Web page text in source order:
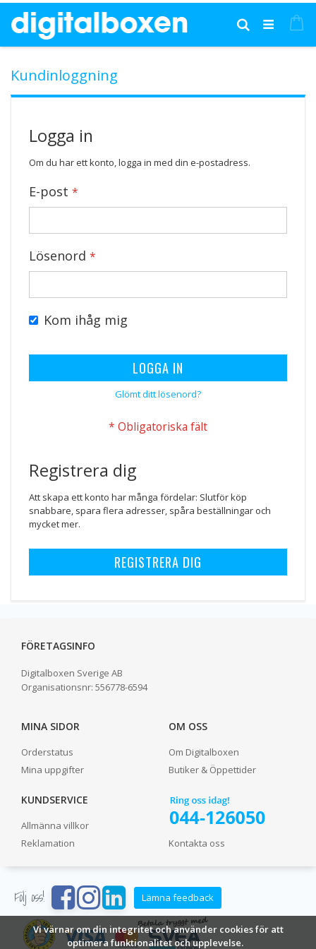
Vi värnar om din integritet och använder cookies för att
optimera funktionalitet och upplevelse.
till
innehållet
Sök
Kundinloggning
Logga in
Om du har ett konto, logga in med din e-postadress.
E-post
Lösenord
Kom ihåg mig
LOGGA IN
Glömt ditt lösenord?
Registrera dig
Att skapa ett konto har många fördelar: Slutför köp
snabbare, spara flera adresser, spåra beställningar och
mycket mer.
REGISTRERA DIG
FÖRETAGSINFO
Digitalboxen Sverige AB
Organisationsnr: 556778-6594
MINA SIDOR
Orderstatus
Mina uppgifter
OM OSS
Om Digitalboxen
Butiker & Öppettider
KUNDSERVICE
Allmänna villkor
Reklamation
Kontakta oss
Följ oss! Lämna feedback